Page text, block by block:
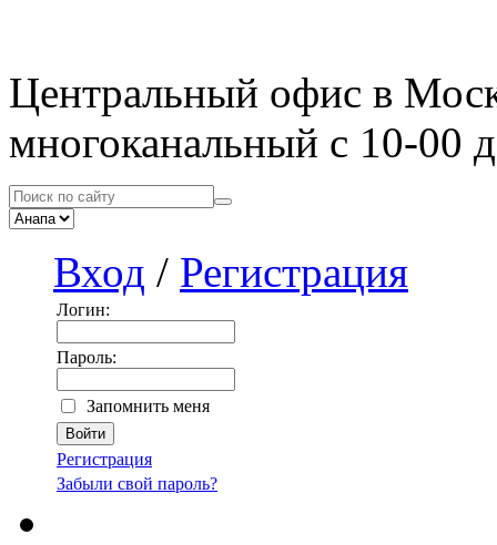
Центральный офис в
многоканальный с 10-00
Вход / Регистрация
Логин:
Пароль:
Запомнить меня
Регистрация
Забыли свой пароль?